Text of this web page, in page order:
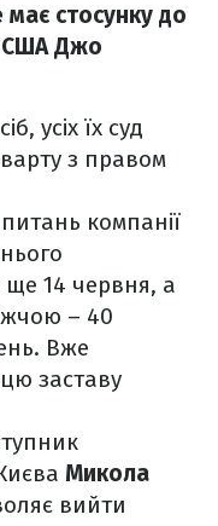
має стосунку до
США Джо
усіх їх суд
варту з правом
компанії
ще 14 червня, а
– 40
Вже
заставу
Микола
вийти